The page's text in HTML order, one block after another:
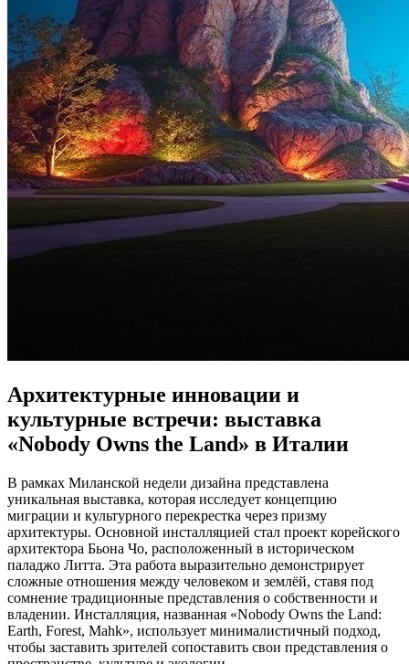
Архитектурные инновации и
культурные встречи: выставка
«Nobody Owns the Land» в Италии
В рамках Миланской недели дизайна представлена
уникальная выставка, которая исследует концепцию
миграции и культурного перекрестка через призму
архитектуры. Основной инсталляцией стал проект корейского
архитектора Бьона Чо, расположенный в историческом
паладжо Литта. Эта работа выразительно демонстрирует
сложные отношения между человеком и землёй, ставя под
сомнение традиционные представления о собственности и
владении. Инсталляция, названная «Nobody Owns the Land:
Earth, Forest, Mahk», использует минималистичный подход,
чтобы заставить зрителей сопоставить свои представления о